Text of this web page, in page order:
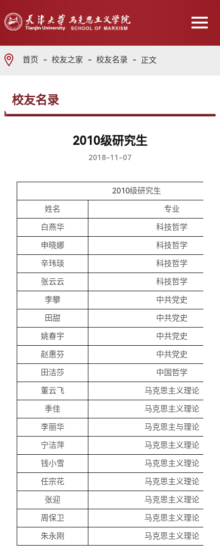
首页 校友之家 校友名录 正文
校友名录
2010级研究生
2018-11-07
2010级研究生
姓名
专业
白燕华
科技哲学
申晓娜
科技哲学
辛玮琰
科技哲学
张云云
科技哲学
李攀
中共党史
田甜
中共党史
姚春宇
中共党史
赵惠芬
中共党史
田洁莎
中国哲学
董云飞
马克思主义理论
季佳
马克思主义理论
李丽华
马克思主与理论
宁洁萍
马克思主义理论
钱小雪
马克思主义理论
任宗花
马克思主义理论
张迎
马克思主义理论
周保卫
马克思主义理论
朱永刚
马克思主义理论